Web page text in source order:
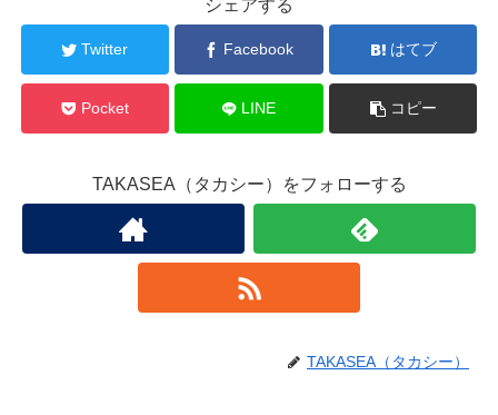
シェアする
Twitter Facebook はてブ
Pocket LINE コピー
TAKASEA（タカシー）をフォローする
TAKASEA（タカシー）